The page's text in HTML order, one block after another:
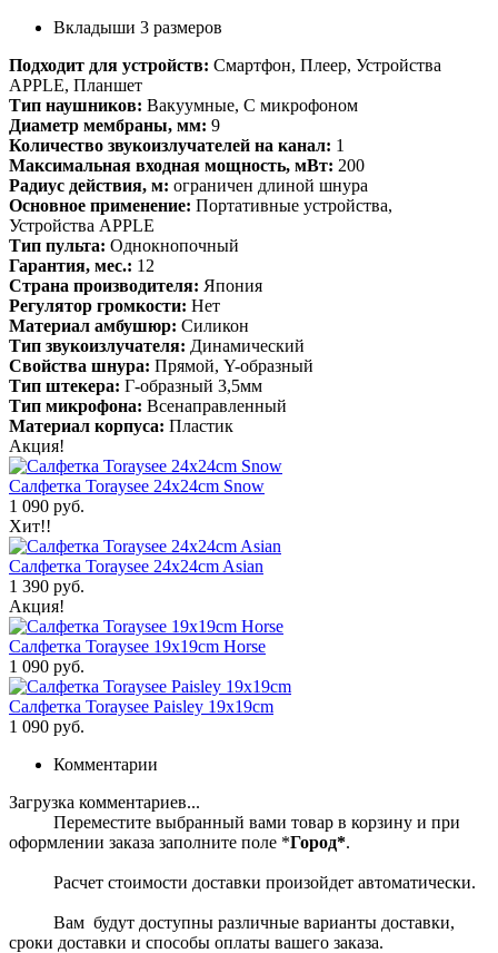
Вкладыши 3 размеров
Подходит для устройств: Смартфон, Плеер, Устройства
APPLE, Планшет
Тип наушников: Вакуумные, С микрофоном
Диаметр мембраны, мм: 9
Количество звукоизлучателей на канал: 1
Максимальная входная мощность, мВт: 200
Радиус действия, м: ограничен длиной шнура
Основное применение: Портативные устройства,
Устройства APPLE
Тип пульта: Однокнопочный
Гарантия, мес.: 12
Страна производителя: Япония
Регулятор громкости: Нет
Материал амбушюр: Силикон
Тип звукоизлучателя: Динамический
Свойства шнура: Прямой, Y-образный
Тип штекера: Г-образный 3,5мм
Тип микрофона: Всенаправленный
Материал корпуса: Пластик
Акция!
Салфетка Toraysee 24x24cm Snow
1 090 руб.
Хит!!
Салфетка Toraysee 24x24cm Asian
1 390 руб.
Акция!
Салфетка Toraysee 19x19cm Horse
1 090 руб.
Салфетка Toraysee Paisley 19x19cm
1 090 руб.
Комментарии
Загрузка комментариев...
Переместите выбранный вами товар в корзину и при
оформлении заказа заполните поле *Город*.
Расчет стоимости доставки произойдет автоматически.
Вам будут доступны различные варианты доставки,
сроки доставки и способы оплаты вашего заказа.